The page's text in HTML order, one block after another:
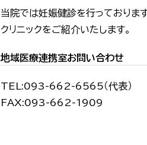
当院では妊娠健診を行っておりま
クリニックをご紹介いたします。
地域医療連携室お問い合わせ
TEL:093-662-6565（代表）
FAX:093-662-1909